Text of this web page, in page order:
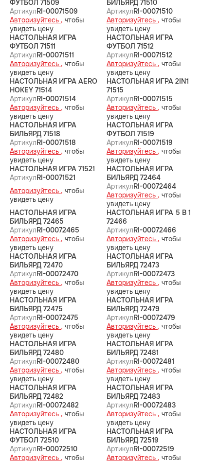
ФУТБОЛ 71509
АртикулRI-00071509
Авторизуйтесь , чтобы
увидеть цену
БИЛЬЯРД 71510
АртикулRI-00071510
Авторизуйтесь , чтобы
увидеть цену
НАСТОЛЬНАЯ ИГРА
ФУТБОЛ 71511
АртикулRI-00071511
Авторизуйтесь , чтобы
увидеть цену
НАСТОЛЬНАЯ ИГРА
ФУТБОЛ 71512
АртикулRI-00071512
Авторизуйтесь , чтобы
увидеть цену
НАСТОЛЬНАЯ ИГРА AERO
HOKEY 71514
АртикулRI-00071514
Авторизуйтесь , чтобы
увидеть цену
НАСТОЛЬНАЯ ИГРА 2IN1
71515
АртикулRI-00071515
Авторизуйтесь , чтобы
увидеть цену
НАСТОЛЬНАЯ ИГРА
БИЛЬЯРД 71518
АртикулRI-00071518
Авторизуйтесь , чтобы
увидеть цену
НАСТОЛЬНАЯ ИГРА
ФУТБОЛ 71519
АртикулRI-00071519
Авторизуйтесь , чтобы
увидеть цену
НАСТОЛЬНАЯ ИГРА 71521
АртикулRI-00071521
Авторизуйтесь , чтобы
увидеть цену
НАСТОЛЬНАЯ ИГРА
БИЛЬЯРД 72464
АртикулRI-00072464
Авторизуйтесь , чтобы
увидеть цену
НАСТОЛЬНАЯ ИГРА
БИЛЬЯРД 72465
АртикулRI-00072465
Авторизуйтесь , чтобы
увидеть цену
НАСТОЛЬНАЯ ИГРА 5 В 1
72466
АртикулRI-00072466
Авторизуйтесь , чтобы
увидеть цену
НАСТОЛЬНАЯ ИГРА
БИЛЬЯРД 72470
АртикулRI-00072470
Авторизуйтесь , чтобы
увидеть цену
НАСТОЛЬНАЯ ИГРА
БИЛЬЯРД 72473
АртикулRI-00072473
Авторизуйтесь , чтобы
увидеть цену
НАСТОЛЬНАЯ ИГРА
БИЛЬЯРД 72475
АртикулRI-00072475
Авторизуйтесь , чтобы
увидеть цену
НАСТОЛЬНАЯ ИГРА
БИЛЬЯРД 72479
АртикулRI-00072479
Авторизуйтесь , чтобы
увидеть цену
НАСТОЛЬНАЯ ИГРА
БИЛЬЯРД 72480
АртикулRI-00072480
Авторизуйтесь , чтобы
увидеть цену
НАСТОЛЬНАЯ ИГРА
БИЛЬЯРД 72481
АртикулRI-00072481
Авторизуйтесь , чтобы
увидеть цену
НАСТОЛЬНАЯ ИГРА
БИЛЬЯРД 72482
АртикулRI-00072482
Авторизуйтесь , чтобы
увидеть цену
НАСТОЛЬНАЯ ИГРА
БИЛЬЯРД 72483
АртикулRI-00072483
Авторизуйтесь , чтобы
увидеть цену
НАСТОЛЬНАЯ ИГРА
ФУТБОЛ 72510
АртикулRI-00072510
Авторизуйтесь , чтобы
НАСТОЛЬНАЯ ИГРА
БИЛЬЯРД 72519
АртикулRI-00072519
Авторизуйтесь , чтобы